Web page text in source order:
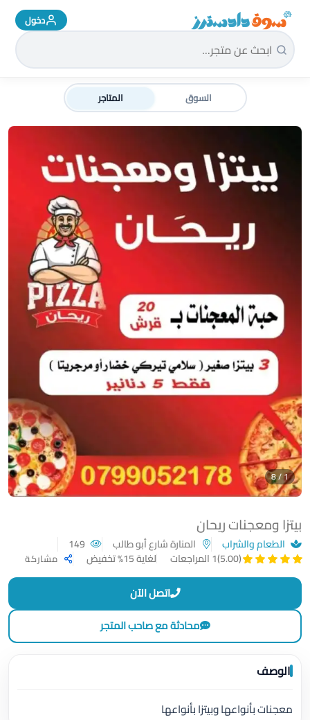
سوق دادسترز الرئيسية دخول
السوق المتاجر
بيتزا ومعجنات ريحان
الطعام والشراب المنارة شارع أبو طالب
(5.00)
1 المراجعات لغاية 15% تخفيض مشاركة
1 / 8
اتصل الآن
محادثة مع صاحب المتجر
الوصف
معجنات بأنواعها وبيتزا بأنواعها